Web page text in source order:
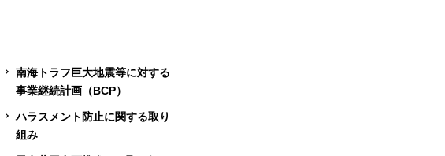
南海トラフ巨大地震等に対する
事業継続計画（BCP）
ハラスメント防止に関する取り
組み